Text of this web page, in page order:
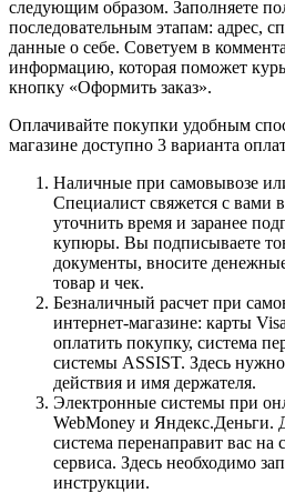
следующим образом. Заполняете
последовательным этапам: адрес,
данные о себе. Советуем в
информацию, которая поможет
кнопку «Оформить заказ».
Оплачивайте покупки удобным
магазине доступно 3 варианта
Наличные при самовывозе
Специалист свяжется с вами
уточнить время и заранее
купюры. Вы подписываете
документы, вносите
товар и чек.
Безналичный расчет при
интернет-магазине: карты
оплатить покупку, система
системы ASSIST. Здесь
действия и имя держателя.
Электронные системы при
WebMoney и Яндекс.Деньги.
система перенаправит вас на
сервиса. Здесь необходимо
инструкции.